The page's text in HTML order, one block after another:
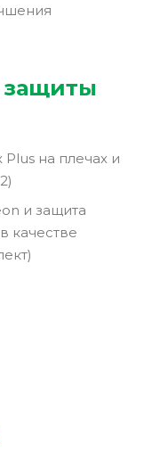
защиты
на плечах и
и защита
качестве